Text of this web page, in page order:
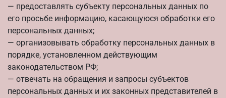
— предоставлять субъекту персональных данных по
его просьбе информацию, касающуюся обработки его
персональных данных;
— организовывать обработку персональных данных в
порядке, установленном действующим
законодательством РФ;
— отвечать на обращения и запросы субъектов
персональных данных и их законных представителей в